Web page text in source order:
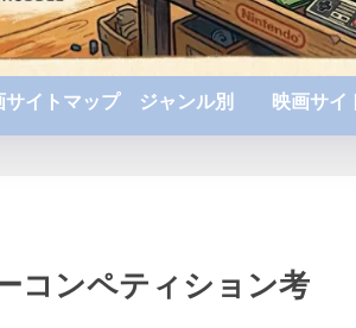
サイトマップ ジャンル別 映画サ
コンペティション考